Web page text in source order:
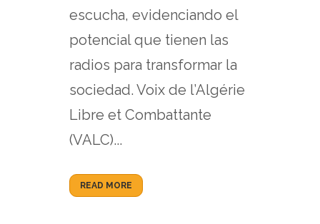
escucha, evidenciando el
potencial que tienen las
radios para transformar la
sociedad. Voix de l’Algérie
Libre et Combattante
(VALC)...
READ MORE